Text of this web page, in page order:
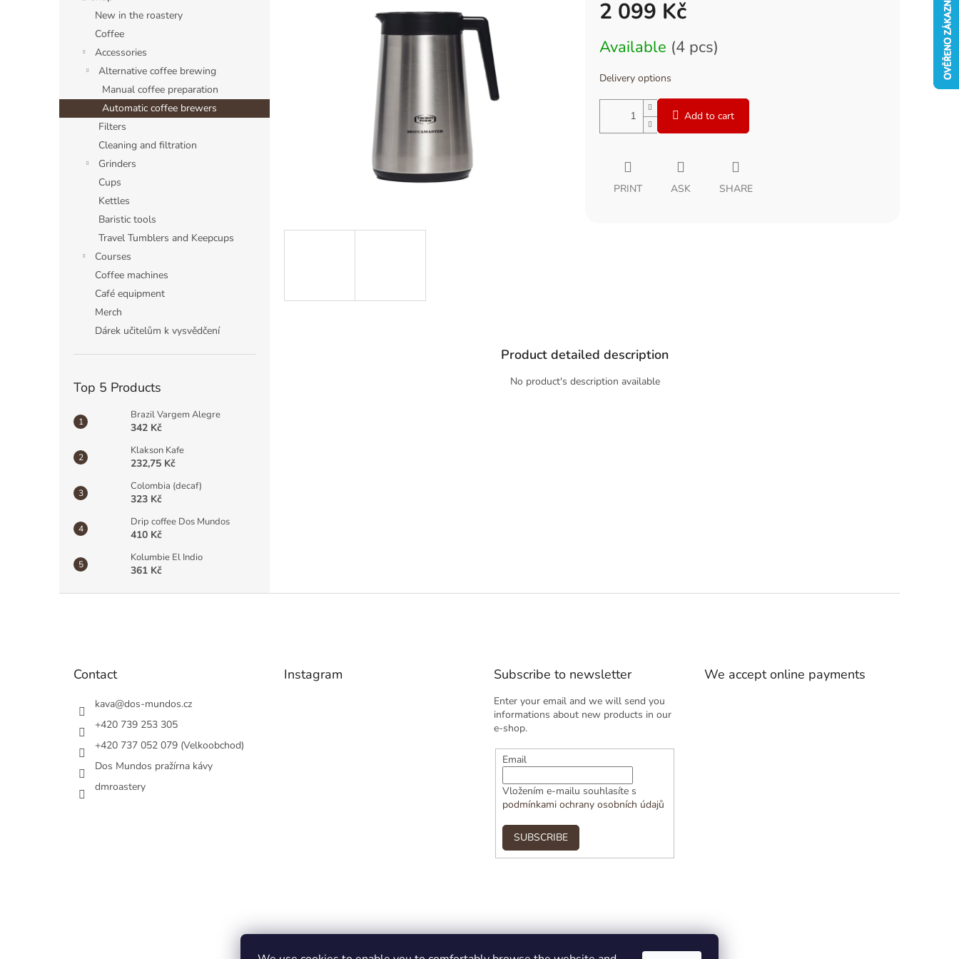
New in the roastery
Coffee
Accessories
Alternative coffee brewing
Manual coffee preparation
Automatic coffee brewers
Filters
Cleaning and filtration
Grinders
Cups
Kettles
Baristic tools
Travel Tumblers and Keepcups
Courses
Coffee machines
Café equipment
Merch
Dárek učitelům k vysvědčení
Top 5 Products
Brazil Vargem Alegre
342 Kč
Klakson Kafe
232,75 Kč
Colombia (decaf)
323 Kč
Drip coffee Dos Mundos
410 Kč
Kolumbie El Indio
361 Kč
2 099 Kč
price:
Available (4 pcs)
Delivery options
Add to cart
PRINT ASK SHARE
Product detailed description
No product's description available
Contact
kava@dos-mundos.cz
+420 739 253 305
+420 737 052 079 (Velkoobchod)
Dos Mundos pražírna kávy
dmroastery
Instagram Subscribe to newsletter
Enter your email and we will send you
informations about new products in our
e-shop.
Email
Vložením e-mailu souhlasíte s
podmínkami ochrany osobních údajů
SUBSCRIBE
We accept online payments
SLEVA 5 %
Přihlaste se k odběru novinek a
výhodných nabídek z naší